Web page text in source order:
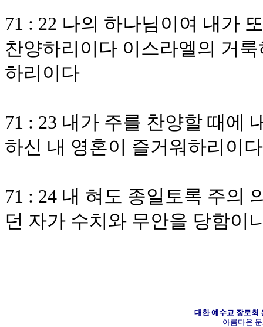
71 : 22 나의 하나님이여 내가
찬양하리이다 이스라엘의 거
하리이다
71 : 23 내가 주를 찬양할 때에
하신 내 영혼이 즐거워하리이다
71 : 24 내 혀도 종일토록 주의
던 자가 수치와 무안을 당함이
대한 예수교 장로회
아름다운